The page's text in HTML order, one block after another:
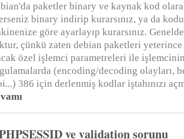
paketler binary ve kaynak kod
binary indirip kurarsınız, ya da
göre ayarlayıp kurarsınız.
çünkü zaten debian paketleri
özel işlemci parametreleri ile işlemcinin
(encoding/decoding olayları,
386 için derlenmiş kodlar iştahınızı
ve validation sorunu